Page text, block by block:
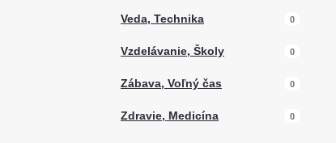
Veda, Technika 0
Vzdelávanie, Školy 0
Zábava, Voľný čas 0
Zdravie, Medicína 0